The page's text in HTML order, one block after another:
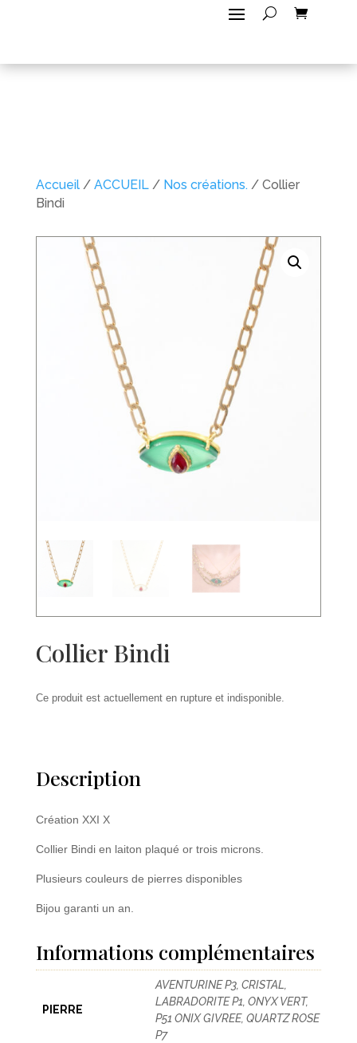
Accueil/ ACCUEIL/ Nos créations./ Collier
Bindi
Collier Bindi
Ce produit est actuellement en rupture et indisponible.
Description
Création XXI X
Collier Bindi en laiton plaqué or trois microns.
Plusieurs couleurs de pierres disponibles
Bijou garanti un an.
Informations complémentaires
PIERRE
AVENTURINE P3, CRISTAL,
LABRADORITE P1, ONYX VERT,
P51 ONIX GIVREE, QUARTZ ROSE
P7